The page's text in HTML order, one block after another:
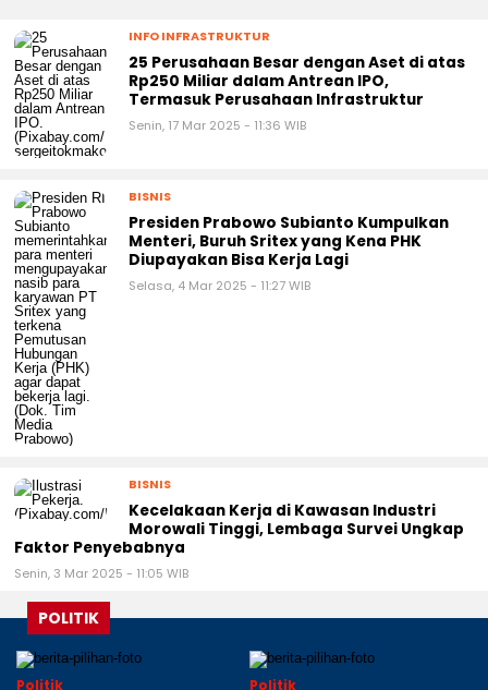
INFO INFRASTRUKTUR
25 Perusahaan Besar dengan Aset di atas
Rp250 Miliar dalam Antrean IPO,
Termasuk Perusahaan Infrastruktur
Senin, 17 Mar 2025 - 11:36 WIB
BISNIS
Presiden Prabowo Subianto Kumpulkan
Menteri, Buruh Sritex yang Kena PHK
Diupayakan Bisa Kerja Lagi
Selasa, 4 Mar 2025 - 11:27 WIB
BISNIS
Kecelakaan Kerja di Kawasan Industri
Morowali Tinggi, Lembaga Survei Ungkap
Faktor Penyebabnya
Senin, 3 Mar 2025 - 11:05 WIB
POLITIK
Politik Politik